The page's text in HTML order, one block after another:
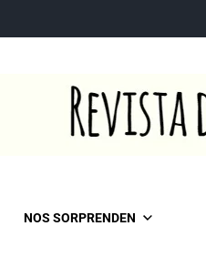
NOS SORPRENDEN